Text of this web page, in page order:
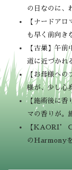
の日なのに、
【ナードア
も早く前向き
【古巣】午
道に近づかれ
【お母様への
様が、少し心
【施術後に
マの香りが。
【KAORI’
のHarmony